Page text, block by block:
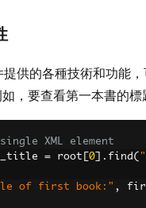
提供的各種技術和功能
，要查看第一本書的標
XML element
= root 0 ]. find (
of first book:" ,